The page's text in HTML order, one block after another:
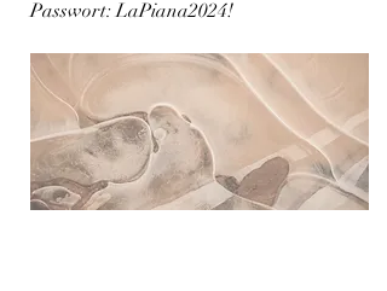
Passwort: LaPiana2024!